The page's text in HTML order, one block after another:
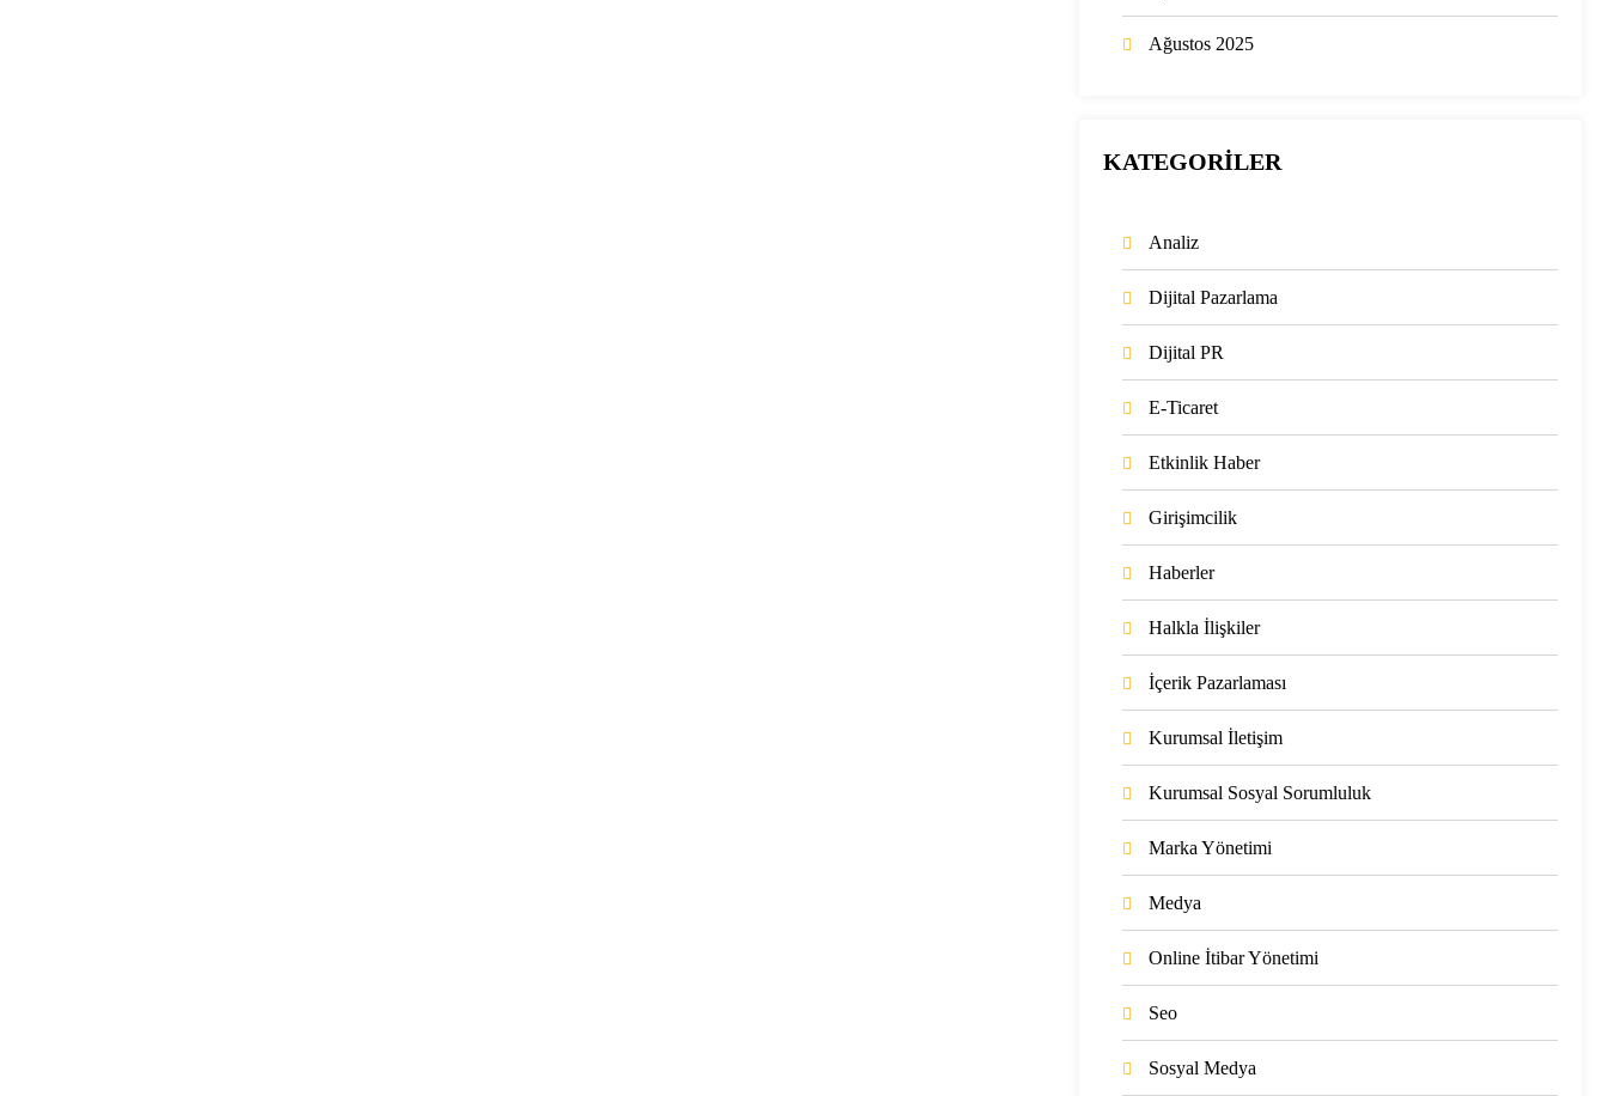
Ağustos 2025
KATEGORİLER
Analiz
Dijital Pazarlama
Dijital PR
E-Ticaret
Etkinlik Haber
Girişimcilik
Haberler
Halkla İlişkiler
İçerik Pazarlaması
Kurumsal İletişim
Kurumsal Sosyal Sorumluluk
Marka Yönetimi
Medya
Online İtibar Yönetimi
Seo
Sosyal Medya